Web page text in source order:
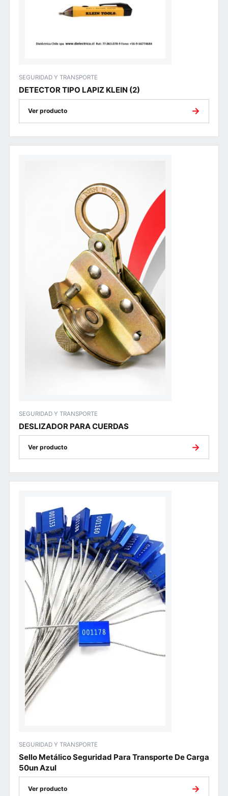
SEGURIDAD Y TRANSPORTE
DETECTOR TIPO LAPIZ KLEIN (2)
Ver producto →
SEGURIDAD Y TRANSPORTE
DESLIZADOR PARA CUERDAS
Ver producto →
SEGURIDAD Y TRANSPORTE
Sello Metálico Seguridad Para Transporte De Carga
50un Azul
Ver producto →